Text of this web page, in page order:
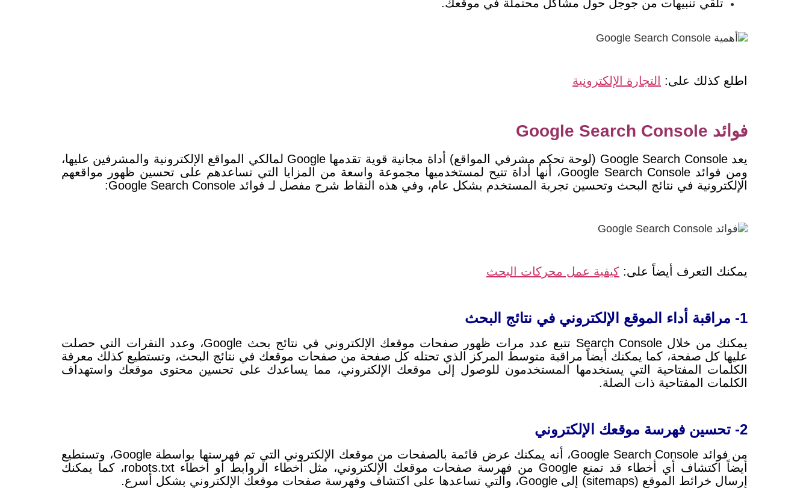
تلقي تنبيهات من جوجل حول مشاكل محتملة في موقعك.
اطلع كذلك على: التجارة الإلكترونية
فوائد Google Search Console
يعد Google Search Console (لوحة تحكم مشرفي المواقع) أداة مجانية قوية تقدمها Google لمالكي المواقع الإلكترونية والمشرفين عليها،
ومن فوائد Google Search Console، أنها أداة تتيح لمستخدميها مجموعة واسعة من المزايا التي تساعدهم على تحسين ظهور مواقعهم
الإلكترونية في نتائج البحث وتحسين تجربة المستخدم بشكل عام، وفي هذه النقاط شرح مفصل لـ فوائد Google Search Console:
يمكنك التعرف أيضاً على: كيفية عمل محركات البحث
1- مراقبة أداء الموقع الإلكتروني في نتائج البحث
يمكنك من خلال Search Console تتبع عدد مرات ظهور صفحات موقعك الإلكتروني في نتائج بحث Google، وعدد النقرات التي حصلت
عليها كل صفحة، كما يمكنك أيضاً مراقبة متوسط ​​المركز الذي تحتله كل صفحة من صفحات موقعك في نتائج البحث، وتستطيع كذلك معرفة
الكلمات المفتاحية التي يستخدمها المستخدمون للوصول إلى موقعك الإلكتروني، مما يساعدك على تحسين محتوى موقعك واستهداف
الكلمات المفتاحية ذات الصلة.
2- تحسين فهرسة موقعك الإلكتروني
من فوائد Google Search Console، أنه يمكنك عرض قائمة بالصفحات من موقعك الإلكتروني التي تم فهرستها بواسطة Google، وتستطيع
أيضاً اكتشاف أي أخطاء قد تمنع Google من فهرسة صفحات موقعك الإلكتروني، مثل أخطاء الروابط أو أخطاء robots.txt، كما
يمكنك
إرسال خرائط الموقع (sitemaps) إلى Google، والتي تساعدها على اكتشاف وفهرسة صفحات موقعك الإلكتروني بشكل أسرع.